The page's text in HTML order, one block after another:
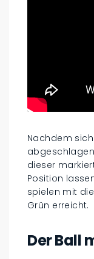
Nachdem
dieser
Position
spielen mit
Grün erreicht.
Der Ball